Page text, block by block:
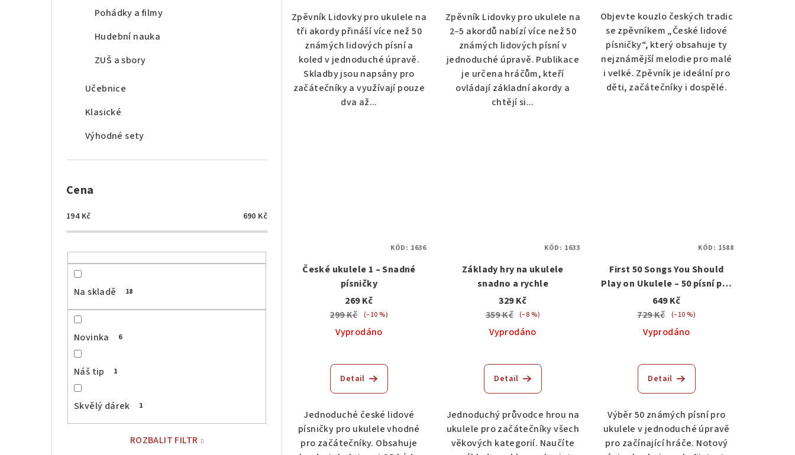
Pohádky a filmy
Hudební nauka
ZUŠ a sbory
Učebnice
Klasické
Výhodné sety
Cena
194Kč 690 Kč
Na skladě 18
Novinka 6
Náš tip 1
Skvělý dárek 1
ROZBALIT FILTR
ů
Zpěvník Lidovky pro ukulele na
tři akordy přináší více než 50
známých lidových písní a
koled v jednoduché úpravě.
Skladby jsou napsány pro
začátečníky a využívají pouze
dva až...
Zpěvník Lidovky pro ukulele na
2–5 akordů nabízí více než 50
známých lidových písní v
jednoduché úpravě. Publikace
je určena hráčům, kteří
ovládají základní akordy a
chtějí si...
Objevte kouzlo českých tradic
se zpěvníkem „České lidové
písničky“, který obsahuje ty
nejznámější melodie pro malé
i velké. Zpěvník je ideální pro
děti, začátečníky i dospělé.
České ukulele 1 – Snadné
písničky
269 Kč
299 Kč
(–10 %)
Vyprodáno
Detail
Jednoduché české lidové
písničky pro ukulele vhodné
pro začátečníky. Obsahuje
KÓD: 1636
Základy hry na ukulele
snadno a rychle
329 Kč
359 Kč (–8 %)
Vyprodáno
Detail
Jednoduchý průvodce hrou na
ukulele pro začátečníky všech
věkových kategorií. Naučíte
KÓD: 1633
First 50 Songs You Should
Play on Ukulele – 50 písní pro
ukulele
649 Kč
729 Kč
(–10 %)
Vyprodáno
Detail
Výběr 50 známých písní pro
ukulele v jednoduché úpravě
pro začínající hráče. Notový
KÓD: 1588